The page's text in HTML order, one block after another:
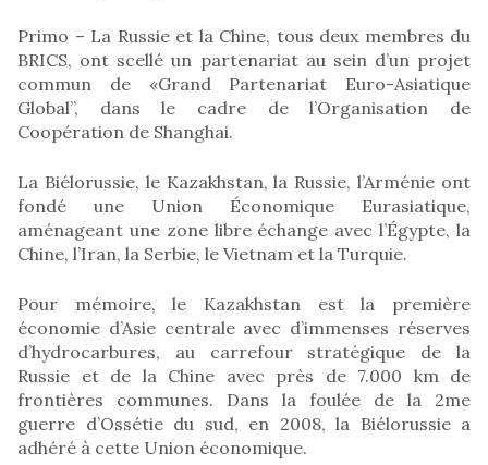
Primo – La Russie et la Chine, tous deux membres du
BRICS, ont scellé un partenariat au sein d’un projet
commun de «Grand Partenariat Euro-Asiatique
Global”, dans le cadre de l’Organisation de
Coopération de Shanghai.
La Biélorussie, le Kazakhstan, la Russie, l’Arménie ont
fondé une Union Économique Eurasiatique,
aménageant une zone libre échange avec l’Égypte, la
Chine, l’Iran, la Serbie, le Vietnam et la Turquie.
Pour mémoire, le Kazakhstan est la première
économie d’Asie centrale avec d’immenses réserves
d’hydrocarbures, au carrefour stratégique de la
Russie et de la Chine avec près de 7.000 km de
frontières communes. Dans la foulée de la 2me
guerre d’Ossétie du sud, en 2008, la Biélorussie a
adhéré à cette Union économique.